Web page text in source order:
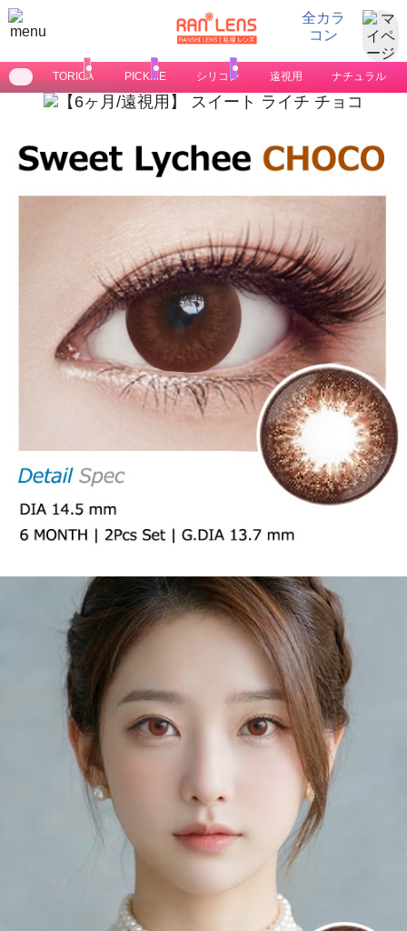
フォトレビュー
クーポン LINE2026
商品合計金額 から 200円割引
いたします。
合計5,000円以上 の場合
2026年01月01日から 2026年12月31日まで
まとめ買い割引
2個 以上で 購入額7,000円以上の場合
商品合計金額から 1%割引いたします。
3個以上で 購入額 14,000円以上
の場合
商品合計金額から2%
割引いたします。
4個
以上で 購入額 21,000円以上
商品合計金額から3% 割引いたします。
投稿キャンペーン
【会員限定】初回のフォトレビュー投稿で、
付与されます！
お問い合わせ
【6ヶ月/遠視用】 スイート ライチ チョコ、乱視用カラコン、乱視カラ
遠視用カラコン、遠視カラコン、乱視用カラーコンタクト、格安乱視用
コン、格安乱視用カラコン、激安乱視用カラコン、韓国乱視カラコン、
遠視用カラコン、遠視カラコン、乱視用カラーコンタクト、格安乱視用
カラコン専門店のKPOP(ケイ・ポップ)乱視用 KPOP(ケイ・ポップ)乱
視用
【6ヶ月/遠視用】 スイート ライチ チョコ、乱視用カラコン、乱視カラ
コン、格安乱視用カラコン、激安乱視用カラコン、韓国乱視カラコン、
遠視用カラコン、遠視カラコン、乱視用カラーコンタクト、格安乱視用
カラコン専門店のベスト乱視用カラコン ベスト乱視用カラコン
【6ヶ月/遠視用】 スイート ライチ チョコ、乱視用カラコン、乱視カラ
コン、格安乱視用カラコン、激安乱視用カラコン、韓国乱視カラコン、
遠視用カラコン、遠視カラコン、乱視用カラーコンタクト、格安乱視用
カラコン専門店の新商品乱視用カラコン
新商品乱視用カラコン
【6ヶ月/遠視用】 スイート ライチ チョコ、乱視用カラコン、乱視カラ
コン、格安乱視用カラコン、激安乱視用カラコン、韓国乱視カラコン、
遠視用カラコン、遠視カラコン、乱視用カラーコンタクト、格安乱視用
カラコン専門店のCocktail By Torica (トリカ)
Cocktail By Torica (トリ
カ)
【6ヶ月/遠視用】 スイート ライチ チョコ、乱視用カラコン、乱視カラ
コン、格安乱視用カラコン、激安乱視用カラコン、韓国乱視カラコン、
遠視用カラコン、遠視カラコン、乱視用カラーコンタクト、格安乱視用
カラコン専門店のPickme・Toricme (ピクミー)
Pickme・Toricme (ピ
全カラ
コン
TORICA PICKME シリコン 遠視用 ナチュラル